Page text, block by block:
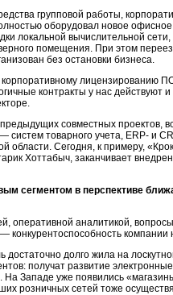
групповой работы,
оборудовал новое
локальной вычислительной
помещения. При этом
без остановки бизнеса.
лицензированию
контракты у нас действуют и
совместных проектов,
товарного учета, ERP- и
области. Сегодня, к примеру,
Хоттабыч, заканчивает
сегментом в перспективе
оперативной аналитикой,
конкурентоспособность компании
долго жила на
получат развитие электронные
Западе уже появились
розничных сетей тоже